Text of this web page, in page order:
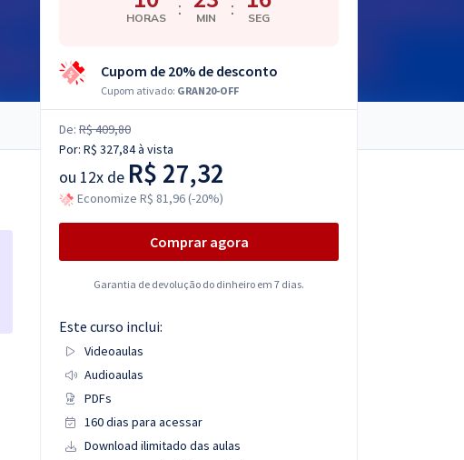
HORAS : MIN : SEG
Cupom de 20% de desconto
Cupom ativado: GRAN20-OFF
De: R$ 409,80
Por: R$ 327,84à vista
ou 12x de R$ 27,32
Economize R$ 81,96 (-20%)
Comprar agora
Garantia de devolução do dinheiro em 7 dias.
Este curso inclui:
Videoaulas
Audioaulas
PDFs
160 dias para acessar
Download ilimitado das aulas